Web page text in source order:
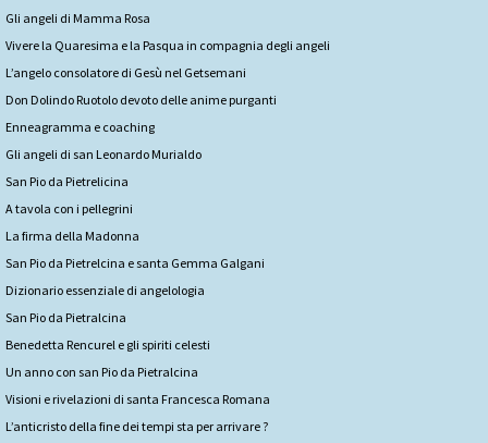
Gli angeli di Mamma Rosa
Vivere la Quaresima e la Pasqua in compagnia degli angeli
L’angelo consolatore di Gesù nel Getsemani
Don Dolindo Ruotolo devoto delle anime purganti
Enneagramma e coaching
Gli angeli di san Leonardo Murialdo
San Pio da Pietrelicina
A tavola con i pellegrini
La firma della Madonna
San Pio da Pietrelcina e santa Gemma Galgani
Dizionario essenziale di angelologia
San Pio da Pietralcina
Benedetta Rencurel e gli spiriti celesti
Un anno con san Pio da Pietralcina
Visioni e rivelazioni di santa Francesca Romana
L’anticristo della fine dei tempi sta per arrivare ?